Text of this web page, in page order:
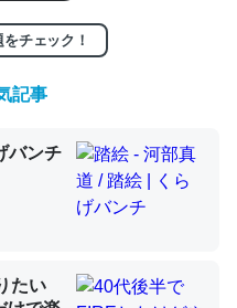
伏線」は回収されないけ
量。進化すればするほど分
チェック！
記事
バンチ
たい